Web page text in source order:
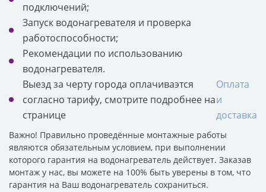
подключений;
Запуск водонагревателя и проверка
работоспособности;
Рекомендации по использованию
водонагревателя.
Выезд за черту города оплачиваэтся
согласно тарифу, смотрите подробнее на
странице
Оплата
и
доставка
Важно! Правильно проведённые монтажные работы
являются обязательным условием, при выполнении
которого гарантия на водонагреватель действует. Заказав
монтаж у нас, вы можете на 100% быть уверены в том, что
гарантия на Ваш водонагреватель сохраниться.